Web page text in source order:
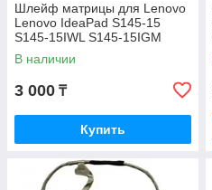
Шлейф матрицы для Lenovo
Lenovo IdeaPad S145-15
S145-15IWL S145-15IGM
S145-15AST S145-15API
DC020023A10 DC020023A0
В наличии
3 000 ₸
Купить